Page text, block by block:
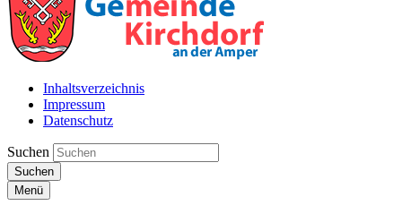
Inhaltsverzeichnis
Impressum
Datenschutz
Suchen
Suchen
Menü